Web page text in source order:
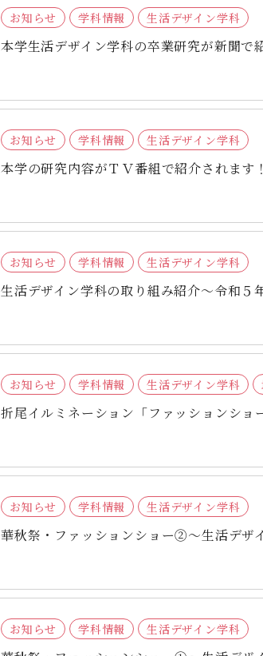
お知らせ 学科情報 生活デザイン学科
本学生活デザイン学科の卒業研究が新聞で
お知らせ 学科情報 生活デザイン学科
本学の研究内容がＴＶ番組で紹介されます
お知らせ 学科情報 生活デザイン学科
生活デザイン学科の取り組み紹介～令和
お知らせ 学科情報 生活デザイン学科
折尾イルミネーション「ファッションショ
お知らせ 学科情報 生活デザイン学科
華秋祭・ファッションショー②～生活デザ
お知らせ 学科情報 生活デザイン学科